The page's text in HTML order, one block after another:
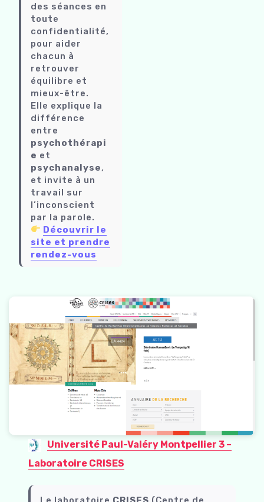
des séances en
toute
confidentialité,
pour aider
chacun à
retrouver
équilibre et
mieux-être.
Elle explique la
différence
entre
psychothérapi
e et
psychanalyse,
et invite à un
travail sur
l’inconscient
par la parole.
Découvrir le
site et prendre
rendez-vous
Université Paul-Valéry Montpellier 3 –
Laboratoire CRISES